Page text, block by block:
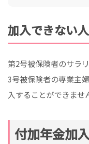
加入できない人
第2号被保険者のサラ
3号被保険者の専業主
入することができませ
付加年金加